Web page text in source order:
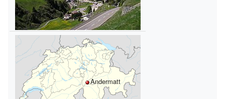
Andermatt